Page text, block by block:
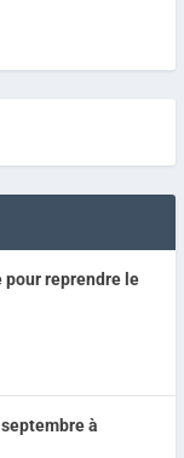
pour reprendre le
septembre à